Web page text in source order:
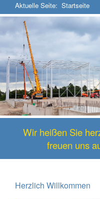
Aktuelle Seite: Startseite
Wir heißen Sie
freuen uns
Herzlich Willkommen